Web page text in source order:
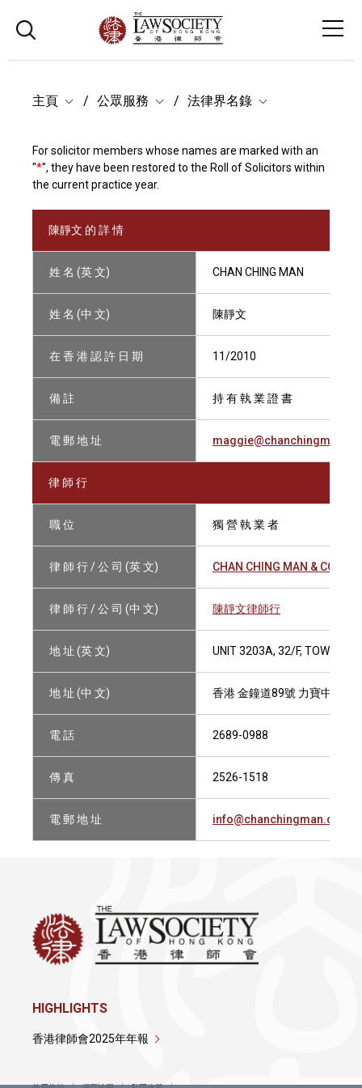
主頁 公眾服務 法律界名錄
For solicitor members whose names are marked with an
"*", they have been restored to the Roll of Solicitors within
the current practice year.
陳靜文 的 詳 情
姓 名 (英 文) CHAN CHING MAN
姓 名 (中 文) 陳靜文
在 香 港 認 許 日 期 11/2010
備 註 持 有 執 業 證 書
電 郵 地 址
律 師 行
職 位 獨 營 執 業 者
律 師 行 / 公 司 (英 文) CHAN CHING MAN & CO.
律 師 行 / 公 司 (中 文) 陳靜文律師行
地 址 (英 文) UNIT 3203A, 32/F, TOWER
地 址 (中 文) 香港 金鐘道89號 力寶中心一
電 話 2689-0988
傳 真 2526-1518
電 郵 地 址 info@chanchingman.com
HIGHLIGHTS
香港律師會2025年年報